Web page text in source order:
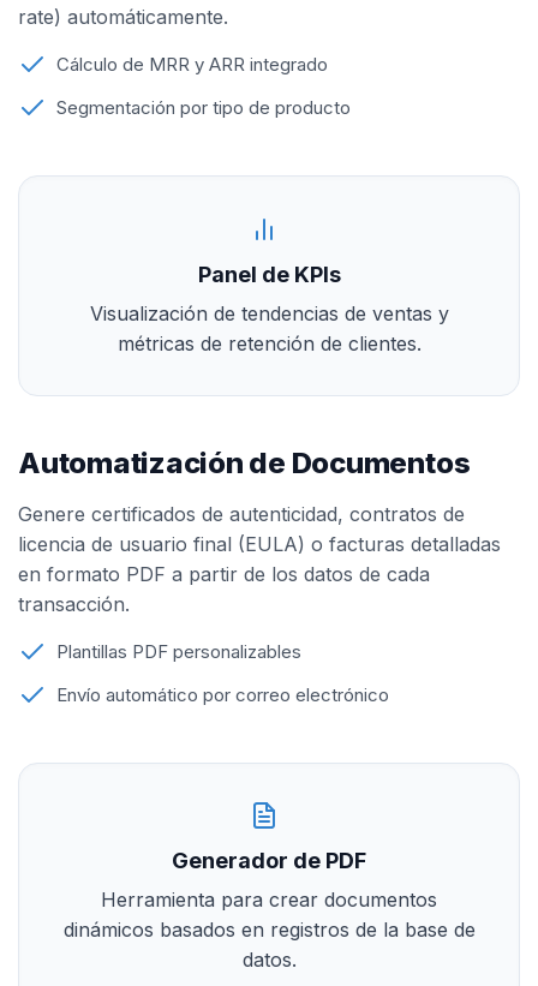
rate) automáticamente.
Cálculo de MRR y ARR integrado
Segmentación por tipo de producto
Panel de KPIs
Visualización de tendencias de ventas y
métricas de retención de clientes.
Automatización de Documentos
Genere certificados de autenticidad, contratos de
licencia de usuario final (EULA) o facturas detalladas
en formato PDF a partir de los datos de cada
transacción.
Plantillas PDF personalizables
Envío automático por correo electrónico
Generador de PDF
Herramienta para crear documentos
dinámicos basados en registros de la base de
datos.